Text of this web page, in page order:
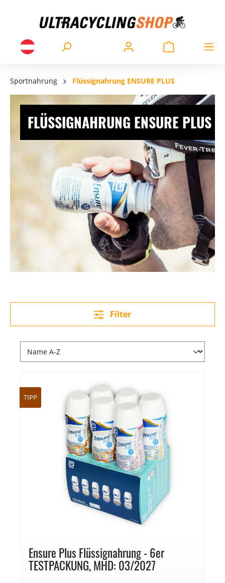
Sportnahrung Flüssignahrung ENSURE PLUS
FLÜSSIGNAHRUNG ENSURE PLUS
Filter
TIPP
Ensure Plus Flüssignahrung - 6er
TESTPACKUNG, MHD: 03/2027